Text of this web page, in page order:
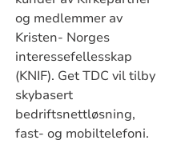
og medlemmer av
Kristen- Norges
interessefellesskap
(KNIF). Get TDC vil tilby
skybasert
bedriftsnettløsning,
fast- og mobiltelefoni.